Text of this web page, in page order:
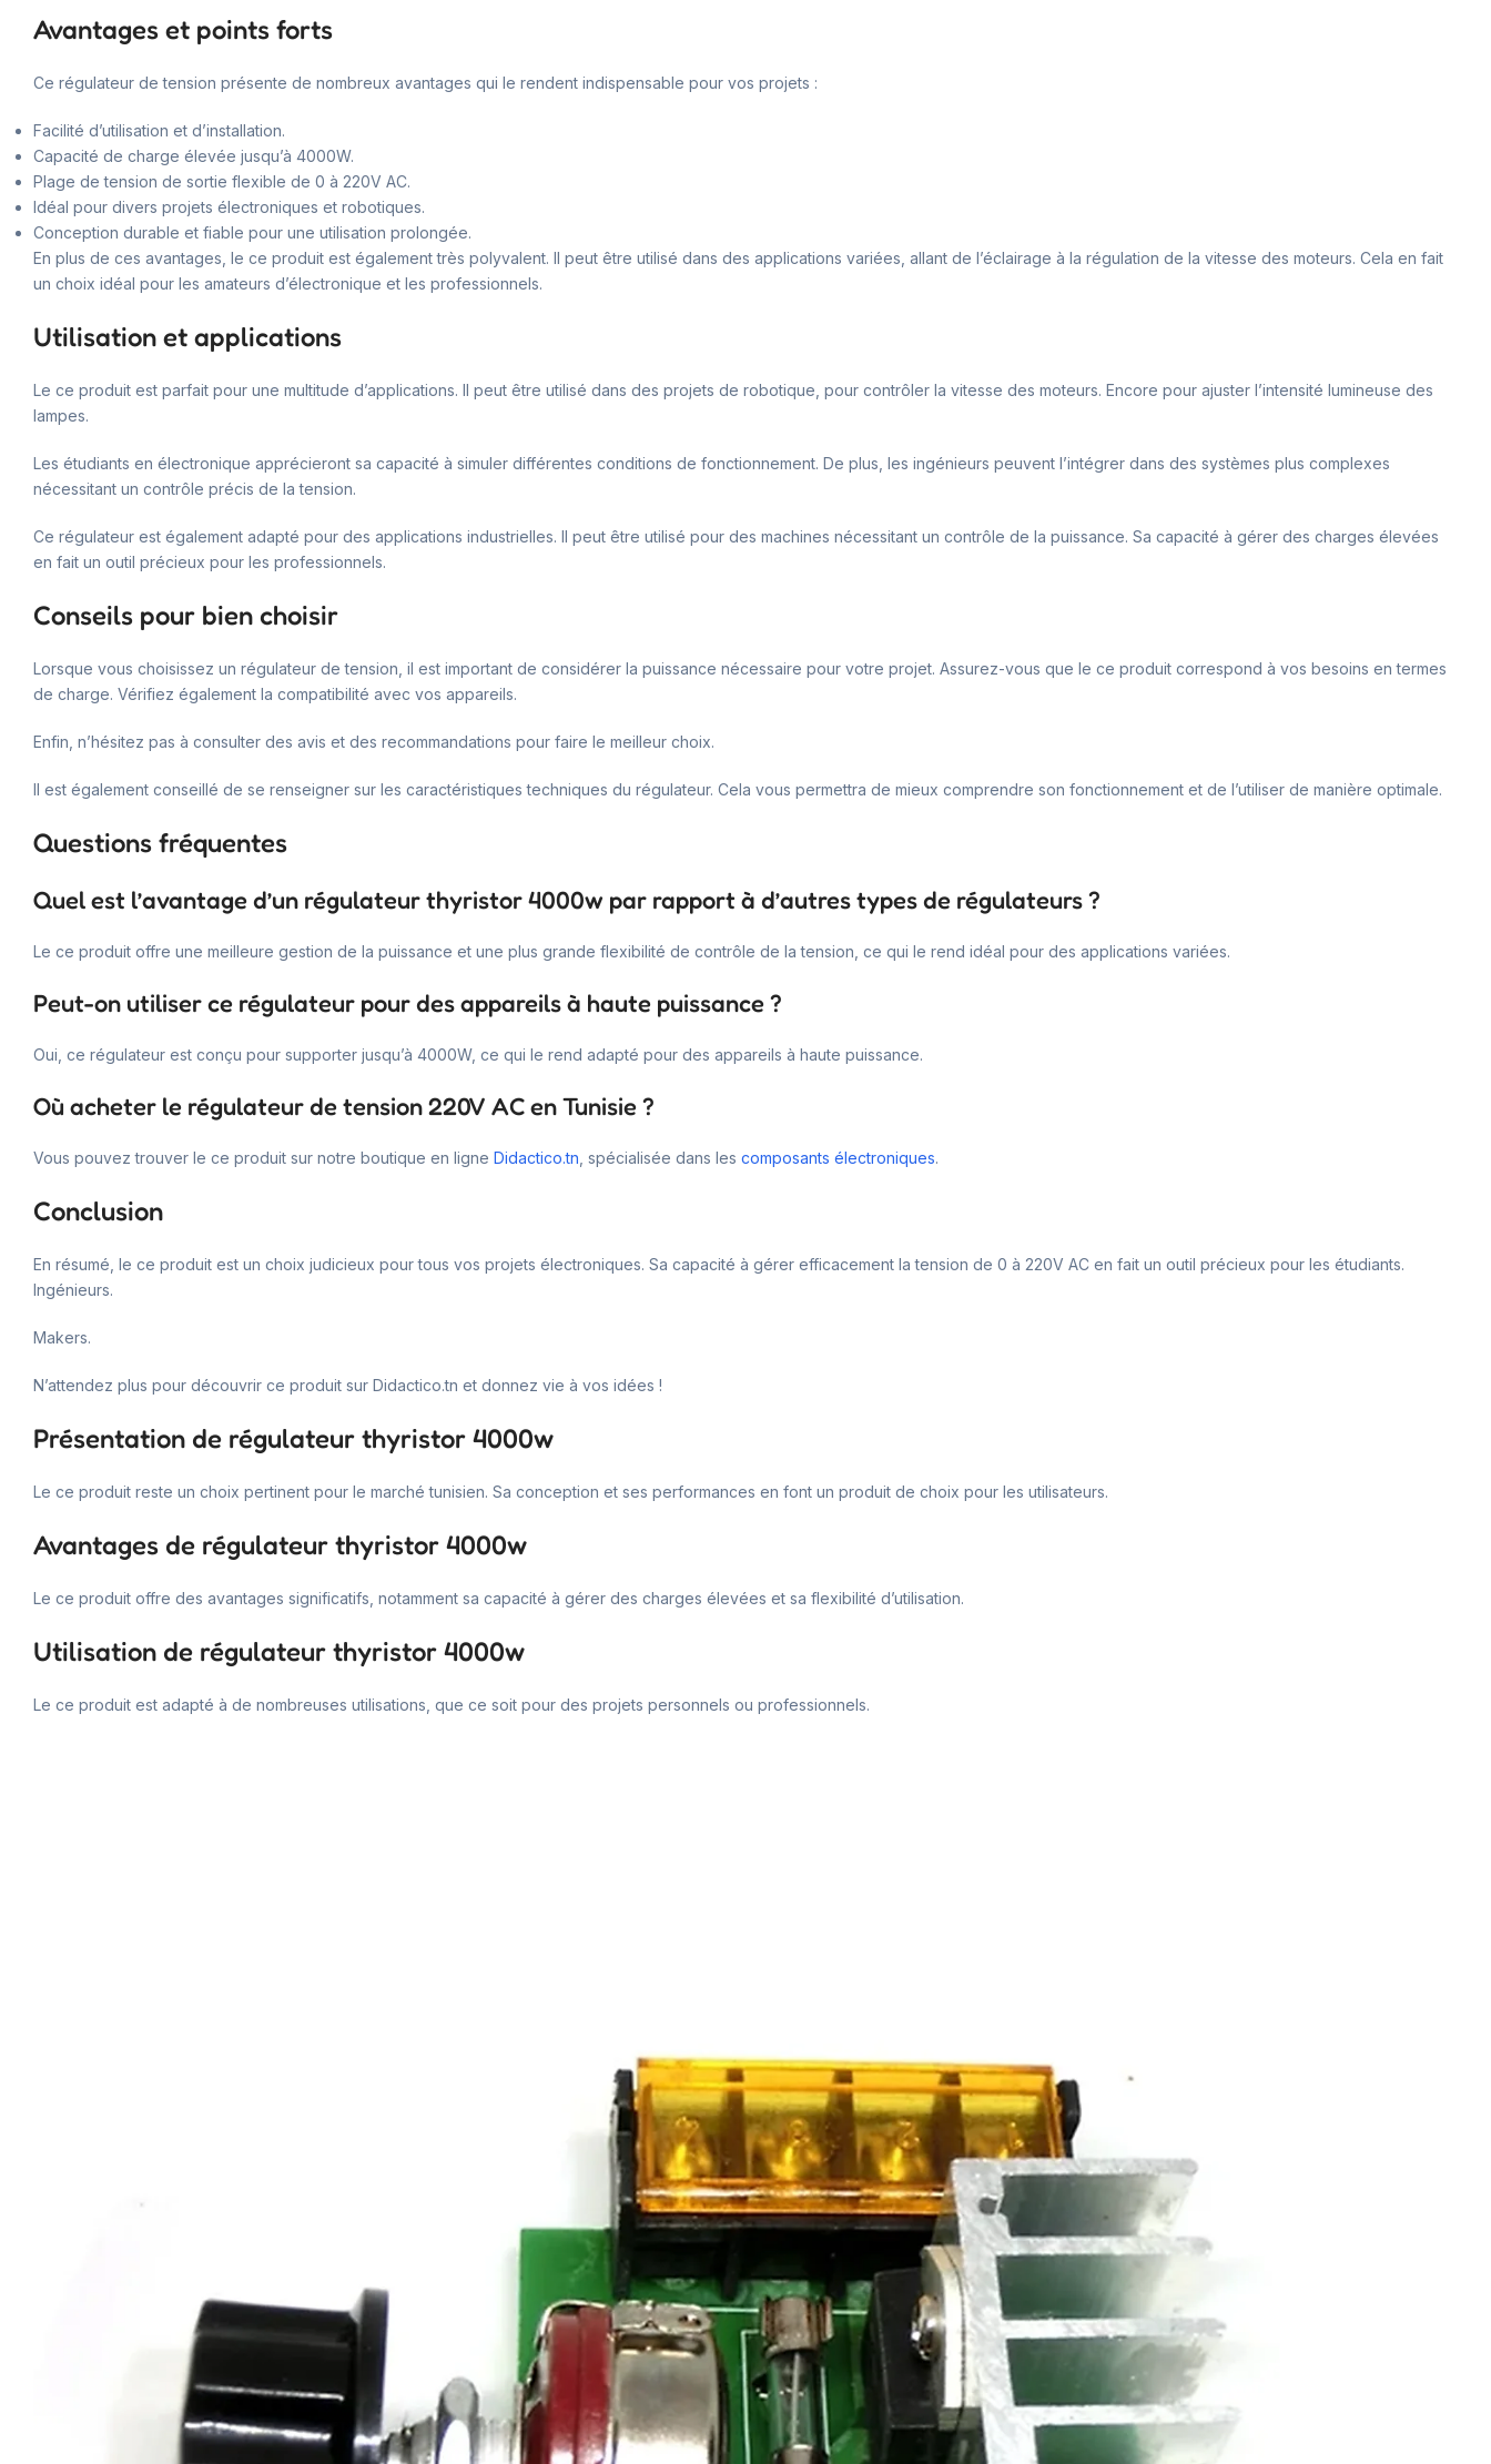
Avantages et points forts
Ce régulateur de tension présente de nombreux avantages qui le rendent indispensable pour vos projets :
Facilité d’utilisation et d’installation.
Capacité de charge élevée jusqu’à 4000W.
Plage de tension de sortie flexible de 0 à 220V AC.
Idéal pour divers projets électroniques et robotiques.
Conception durable et fiable pour une utilisation prolongée.
En plus de ces avantages, le ce produit est également très polyvalent. Il peut être utilisé dans des applications variées, allant de l’éclairage à la régulation de la vitesse des moteurs. Cela en fait
un choix idéal pour les amateurs d’électronique et les professionnels.
Utilisation et applications
Le ce produit est parfait pour une multitude d’applications. Il peut être utilisé dans des projets de robotique, pour contrôler la vitesse des moteurs. Encore pour ajuster l’intensité lumineuse des
lampes.
Les étudiants en électronique apprécieront sa capacité à simuler différentes conditions de fonctionnement. De plus, les ingénieurs peuvent l’intégrer dans des systèmes plus complexes
nécessitant un contrôle précis de la tension.
Ce régulateur est également adapté pour des applications industrielles. Il peut être utilisé pour des machines nécessitant un contrôle de la puissance. Sa capacité à gérer des charges élevées
en fait un outil précieux pour les professionnels.
Conseils pour bien choisir
Lorsque vous choisissez un régulateur de tension, il est important de considérer la puissance nécessaire pour votre projet. Assurez-vous que le ce produit correspond à vos besoins en termes
de charge. Vérifiez également la compatibilité avec vos appareils.
Enfin, n’hésitez pas à consulter des avis et des recommandations pour faire le meilleur choix.
Il est également conseillé de se renseigner sur les caractéristiques techniques du régulateur. Cela vous permettra de mieux comprendre son fonctionnement et de l’utiliser de manière optimale.
Questions fréquentes
Quel est l’avantage d’un régulateur thyristor 4000w par rapport à d’autres types de régulateurs ?
Le ce produit offre une meilleure gestion de la puissance et une plus grande flexibilité de contrôle de la tension, ce qui le rend idéal pour des applications variées.
Peut-on utiliser ce régulateur pour des appareils à haute puissance ?
Oui, ce régulateur est conçu pour supporter jusqu’à 4000W, ce qui le rend adapté pour des appareils à haute puissance.
Où acheter le régulateur de tension 220V AC en Tunisie ?
Vous pouvez trouver le ce produit sur notre boutique en ligne Didactico.tn , spécialisée dans les composants électroniques.
Conclusion
En résumé, le ce produit est un choix judicieux pour tous vos projets électroniques. Sa capacité à gérer efficacement la tension de 0 à 220V AC en fait un outil précieux pour les étudiants.
Ingénieurs.
Makers.
N’attendez plus pour découvrir ce produit sur Didactico.tn et donnez vie à vos idées !
Présentation de régulateur thyristor 4000w
Le ce produit reste un choix pertinent pour le marché tunisien. Sa conception et ses performances en font un produit de choix pour les utilisateurs.
Avantages de régulateur thyristor 4000w
Le ce produit offre des avantages significatifs, notamment sa capacité à gérer des charges élevées et sa flexibilité d’utilisation.
Utilisation de régulateur thyristor 4000w
Le ce produit est adapté à de nombreuses utilisations, que ce soit pour des projets personnels ou professionnels.